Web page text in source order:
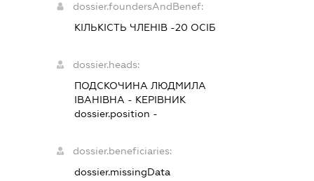
dossier.foundersAndBenef:
КІЛЬКІСТЬ ЧЛЕНІВ -20 ОСІБ
dossier.heads:
ПОДСКОЧИНА ЛЮДМИЛА
ІВАНІВНА - КЕРІВНИК
dossier.position -
dossier.beneficiaries:
dossier.missingData